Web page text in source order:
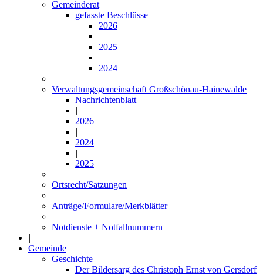
Gemeinderat
gefasste Beschlüsse
2026
|
2025
|
2024
|
Verwaltungsgemeinschaft Großschönau-Hainewalde
Nachrichtenblatt
|
2026
|
2024
|
2025
|
Ortsrecht/Satzungen
|
Anträge/Formulare/Merkblätter
|
Notdienste + Notfallnummern
|
Gemeinde
Geschichte
Der Bildersarg des Christoph Ernst von Gersdorf